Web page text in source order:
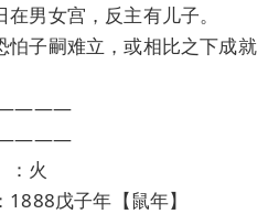
男女宫，反主有儿子。
怕子嗣难立，或相比之下成就
：火
戊子年【鼠年】